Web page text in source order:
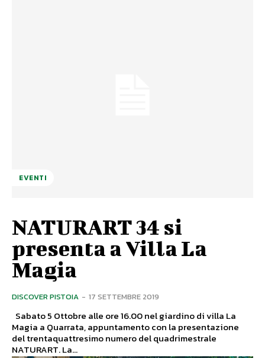
EVENTI
NATURART 34 si
presenta a Villa La
Magia
DISCOVER PISTOIA - 17 SETTEMBRE 2019
Magia a Quarrata, appuntamento con la presentazione
del trentaquattresimo numero del quadrimestrale
NATURART. La...